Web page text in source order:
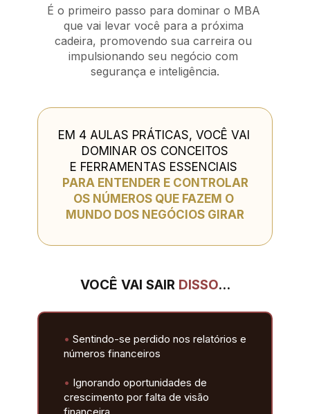
É o primeiro passo para dominar o MBA
que vai levar você para a próxima
cadeira, promovendo sua carreira ou
impulsionando seu negócio com
segurança e inteligência.
EM 4 AULAS PRÁTICAS, VOCÊ VAI
DOMINAR OS CONCEITOS
PARA ENTENDER E CONTROLAR
OS NÚMEROS QUE FAZEM O
MUNDO DOS NEGÓCIOS GIRAR
VOCÊ VAI SAIR DISSO…
• Sentindo-se perdido nos relatórios e
números financeiros
• Ignorando oportunidades de
crescimento por falta de visão